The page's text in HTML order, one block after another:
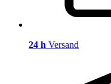
24 h Versand